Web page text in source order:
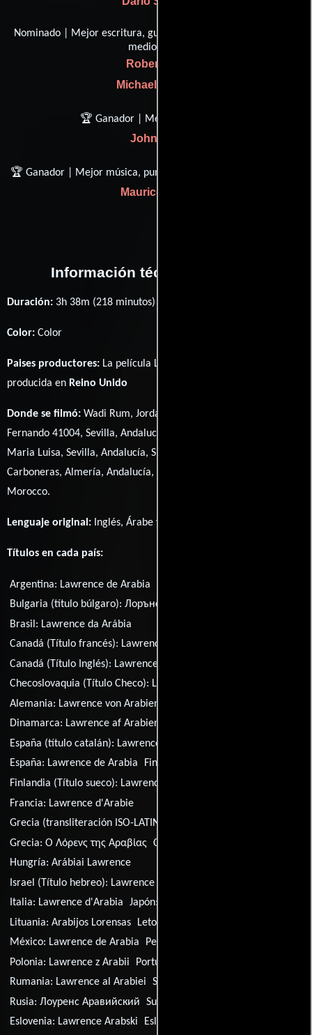
Nominado | Mejor escritura, guión basado en material de otro
medio
Robert Bolt
Michael Wilson
🏆 Ganador | Mejor sonido
John Cox
🏆 Ganador | Mejor música, puntaje - sustancialmente original
Maurice Jarre
Información técnica y general
Duración: 3h 38m (218 minutos) .
Color: Color
Paises productores: La película Lawrence of Arabia fué
producida en Reino Unido
Donde se filmó: Wadi Rum, Jordan, Alfonso XIII Hotel - 2 San
Fernando 41004, Sevilla, Andalucía, Spain, El Casino, Avenida de
Maria Luisa, Sevilla, Andalucía, Spain, Playa del Algarrobico,
Carboneras, Almería, Andalucía, Spain y Aït Benhaddou,
Morocco.
Lenguaje original: Inglés, Árabe y
Títulos en cada país:
Argentina: Lawrence de Arabia
Bulgaria (título búlgaro):Лорънс Арабски
Brasil: Lawrence da Arábia
Canadá (Título francés): Lawrence d'Arabie
Canadá (Título Inglés): Lawrence of Arabia
Checoslovaquia (Título Checo): Lawrence z Arábie
Alemania: Lawrence von Arabien
Dinamarca: Lawrence af Arabien
España (título catalán): Lawrence d'Aràbia
España: Lawrence de Arabia Finlandia:
Finlandia (Título sueco): Lawrence av Arabien
Francia: Lawrence d'Arabie
Grecia (transliteración ISO-LATIN-1):
Grecia:Ο Λόρενς της Αραβίας Croacia:
Hungría:Arábiai Lawrence
Israel (Título hebreo): Lawrence Ish Arav
Italia: Lawrence d'Arabia Japón:
Lituania:Arabijos Lorensas Letonia:
México: Lawrence de Arabia Perú:
Polonia: Lawrence z Arabii Portugal:
Rumania: Lawrence al Arabiei Serbia:
Rusia:Лоуренс Аравийский Suecia:
Eslovenia: Lawrence Arabski Eslovaquia: